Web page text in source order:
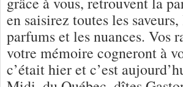
en saisirez toutes les saveurs,
parfums et les nuances. Vos
votre mémoire cogneront à
c’était hier et c’est